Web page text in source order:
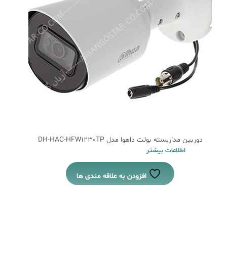
دوربین مداربسته بولت داهوا مدل DH-HAC-HFW1230TP
اطلاعات بیشتر
افزودن به علاقه مندی ها